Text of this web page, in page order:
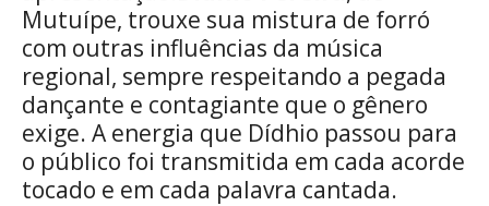
Mutuípe, trouxe sua mistura de forró
com outras influências da música
regional, sempre respeitando a pegada
dançante e contagiante que o gênero
exige. A energia que Dídhio passou para
o público foi transmitida em cada acorde
tocado e em cada palavra cantada.